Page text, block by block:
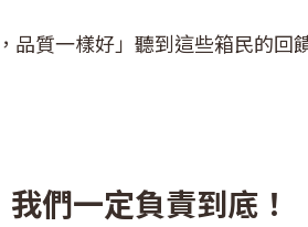
品質一樣好」聽到這些箱民的
們一定負責到底！